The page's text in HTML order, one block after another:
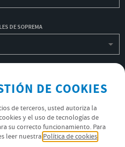
DE SOPREMA
OK
DE COOKIES
de terceros, usted autoriza la
y el uso de tecnologías de
su correcto funcionamiento. Para
leer nuestra Política de cookies